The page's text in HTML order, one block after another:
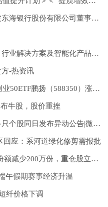
宁波金融监管局核准董亚琦宁波东海银行股份有限公司董事任职资格
云赛智联：以云服务与大数据、行业解决方案及智能化产品等三大板块为核心业务
-热资讯
MPO量价齐升逻辑清晰，科创创业50ETF鹏扬（588350）涨2.32%_当前热议
牛股，股价重挫
长盈通停牌核查，光通信板块多只个股同日发布异动公告|微动态
回应：系河道绿化修剪需报批
6月17日消费电子ETF招商基金份额减少200万份，重仓股立讯精密、寒武纪、工业富联 最资讯
午假期赛事经济升温
纤价格下调